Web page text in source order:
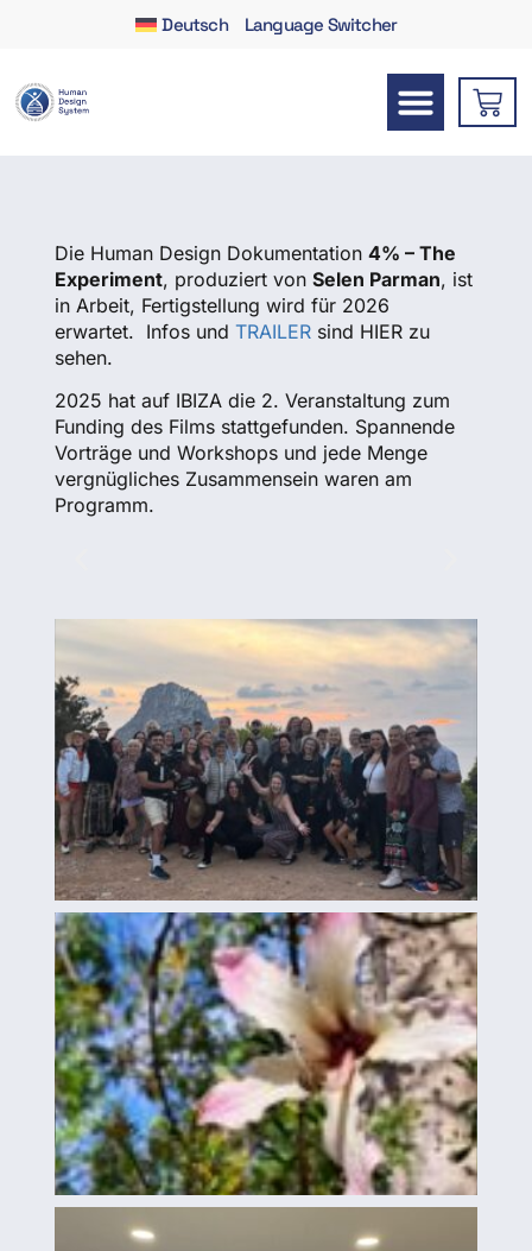
Deutsch Language Switcher
Experiment –
IBIZA 2025
Die Human Design Dokumentation 4% – The
Experiment, produziert von Selen Parman, ist
in Arbeit, Fertigstellung wird für 2026
erwartet. Infos und TRAILERsind HIER zu
sehen.
2025 hat auf IBIZA die 2. Veranstaltung zum
Funding des Films stattgefunden. Spannende
Vorträge und Workshops und jede Menge
vergnügliches Zusammensein waren am
Programm.